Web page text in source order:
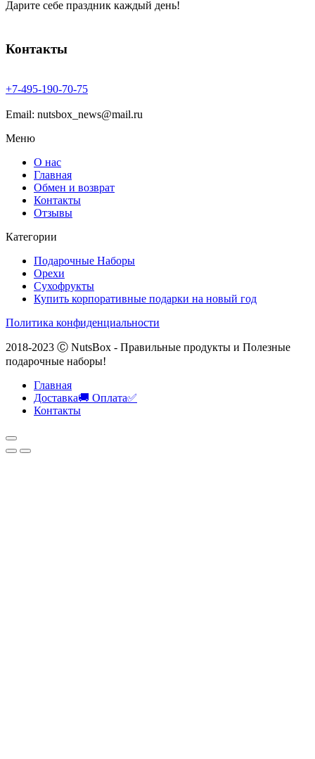
Дарите себе праздник каждый день!
Контакты
+7-495-190-70-75
Email: nutsbox_news@mail.ru
Меню
О нас
Главная
Обмен и возврат
Контакты
Отзывы
Категории
Подарочные Наборы
Орехи
Сухофрукты
Купить корпоративные подарки на новый год
Политика конфиденциальности
2018-2023 Ⓒ NutsBox - Правильные продукты и Полезные
подарочные наборы!
Главная
Доставка🚚 Оплата✅
Контакты